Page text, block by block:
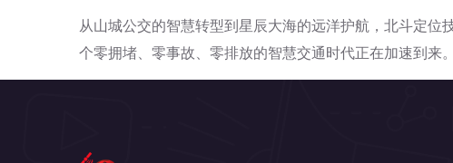
从山城公交的智慧转型到星辰大海的远洋护航，北斗定位
个零拥堵、零事故、零排放的智慧交通时代正在加速到来